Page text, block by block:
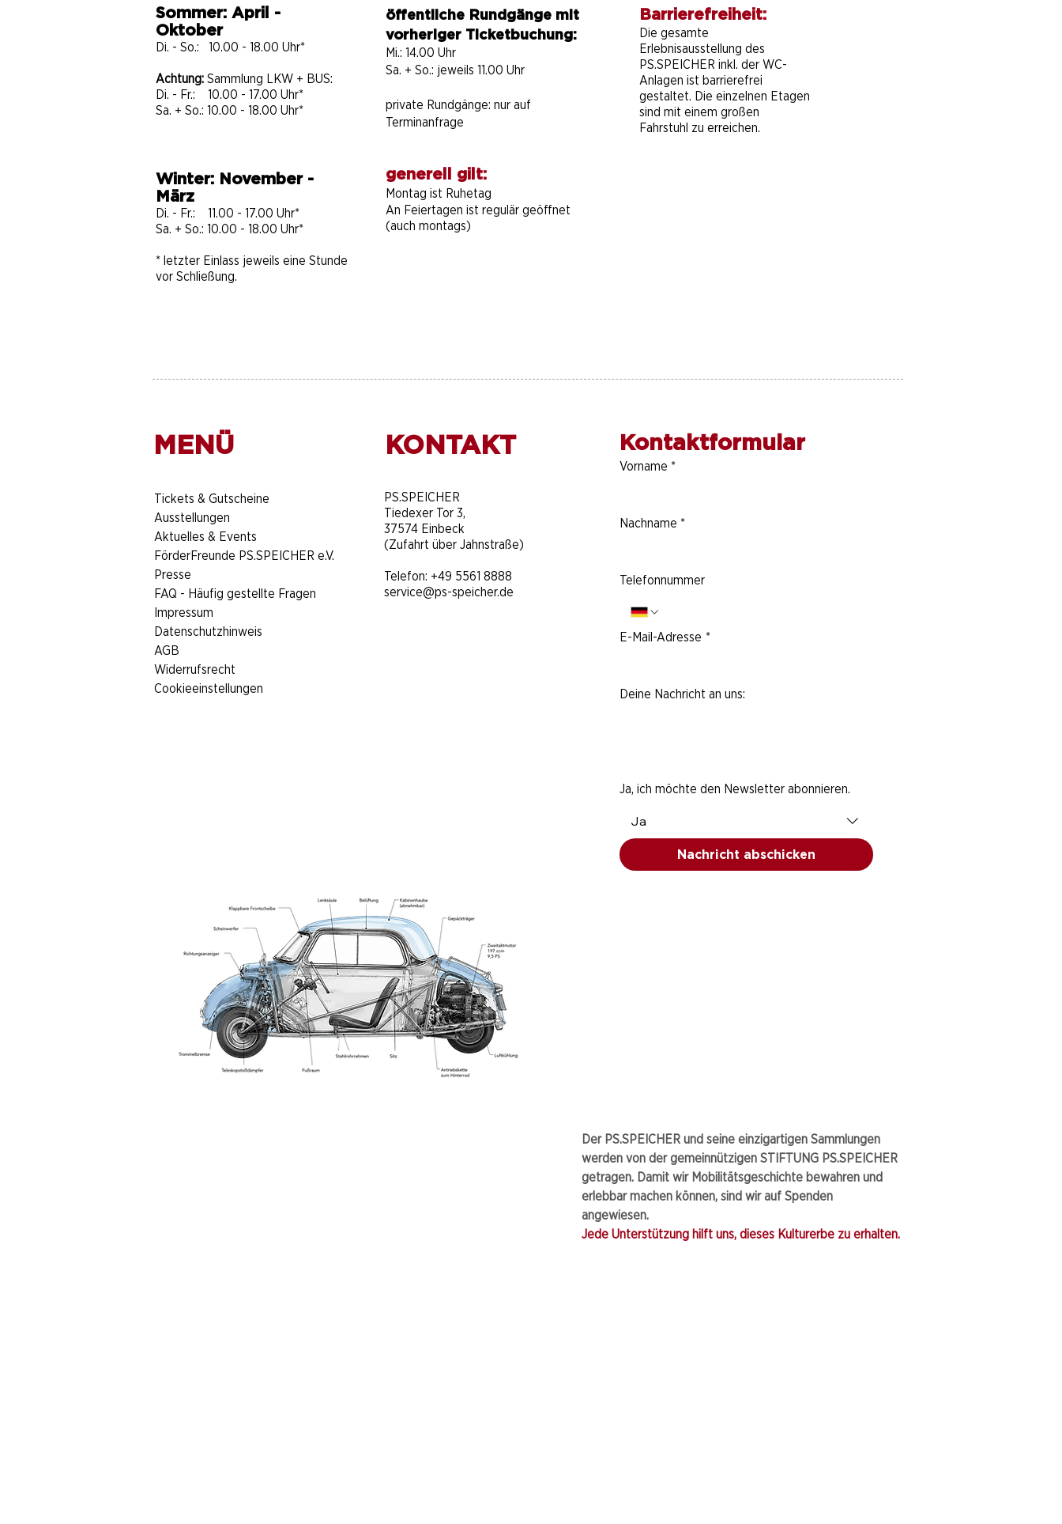
Sommer: April -
Oktober
Di. - So.: 10.00 - 18.00 Uhr*
Achtung: Sammlung LKW + BUS:
Di. - Fr.: 10.00 - 17.00 Uhr*
Sa. + So.: 10.00 - 18.00 Uhr*
öffentliche Rundgänge mit
vorheriger Ticketbuchung:
Mi.: 14.00 Uhr
Sa. + So.: jeweils 11.00 Uhr
private Rundgänge: nur auf
Terminanfrage
Winter: November -
März
Di. - Fr.: 11.00 - 17.00 Uhr*
Sa. + So.: 10.00 - 18.00 Uhr​​​*
* letzter Einlass jeweils eine Stunde
vor Schließung.
generell gilt:
Montag ist Ruhetag
An Feiertagen ist regulär geöffnet
(auch montags)
Barrierefreiheit:
Die gesamte
Erlebnisausstellung des
PS.SPEICHER inkl. der WC-
Anlagen ist barrierefrei
gestaltet. Die einzelnen Etagen
sind mit einem großen
Fahrstuhl zu erreichen.
MENÜ
​Tickets & Gutscheine
Ausstellungen
Aktuelles & Events
FörderFreunde PS.SPEICHER e.V.
Presse
FAQ - Häufig gestellte Fragen
Impressum
Datenschutzhinweis
AGB
Widerrufsrecht
Cookieeinstellungen
KONTAKT
​PS.SPEICHER
Tiedexer Tor 3,
37574 Einbeck
(Zufahrt über Jahnstraße)
Telefon: +49 5561 8888
service@ps-speicher.de
Kontaktformular
Vorname *
Nachname *
Telefonnummer
E-Mail-Adresse *
Deine Nachricht an uns:
Ja, ich möchte den Newsletter abonnieren.
Ja
Nachricht abschicken
Der PS.SPEICHER und seine einzigartigen Sammlungen
werden von der gemeinnützigen STIFTUNG PS.SPEICHER
getragen. Damit wir Mobilitätsgeschichte bewahren und
erlebbar machen können, sind wir auf Spenden
angewiesen.
Jede Unterstützung hilft uns, dieses Kulturerbe zu erhalten.​